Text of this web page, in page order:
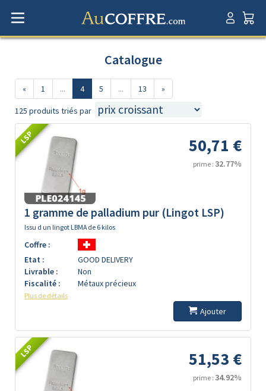
Catalogue
« 1 ... 4 5 ... 13 »
125 produits triés par
LSP 50,71 €
prime : 32.77%
1 gramme de palladium pur (Lingot LSP)
Issu d un lingot LBMA de 6 kilos
Coffre :
Etat :
GOOD DELIVERY
Livrable :
Non
Fiscalité :
Métaux précieux
Plus de détails
Ajouter
LSP 51,53 €
prime : 34.92%